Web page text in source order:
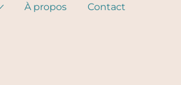
À propos Contact